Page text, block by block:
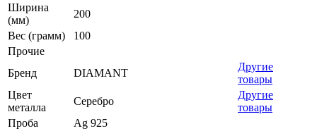
Ширина
(мм)
200
Вес (грамм)
100
Прочие
Бренд
DIAMANT
Другие
товары
Цвет
металла
Серебро
Другие
товары
Проба
Ag 925